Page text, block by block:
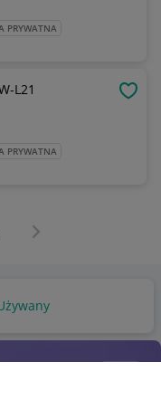
PRYWATNA
L21
PRYWATNA
Następna strona